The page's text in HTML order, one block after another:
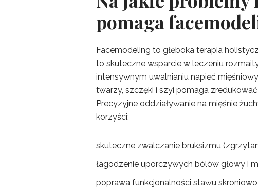
pomaga
Facemodeling to głęboka terapia
to skuteczne wsparcie w leczeniu
intensywnym uwalnianiu napięć
twarzy, szczęki i szyi pomaga
Precyzyjne oddziaływanie na mięśnie
korzyści:
skuteczne zwalczanie bruksizmu
łagodzenie uporczywych bólów głowy i
poprawa funkcjonalności stawu